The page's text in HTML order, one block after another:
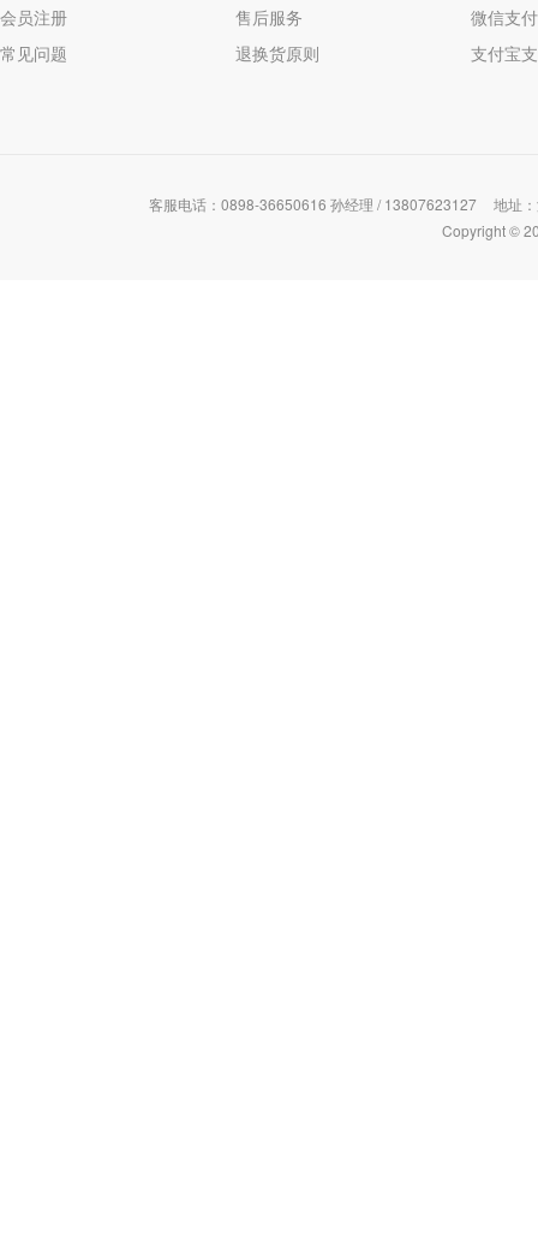
会员注册
常见问题
售后服务
退换货原则
微信支付
支付宝
客服电话：0898-36650616 孙经理 / 13807623127
地址
Copyright ©